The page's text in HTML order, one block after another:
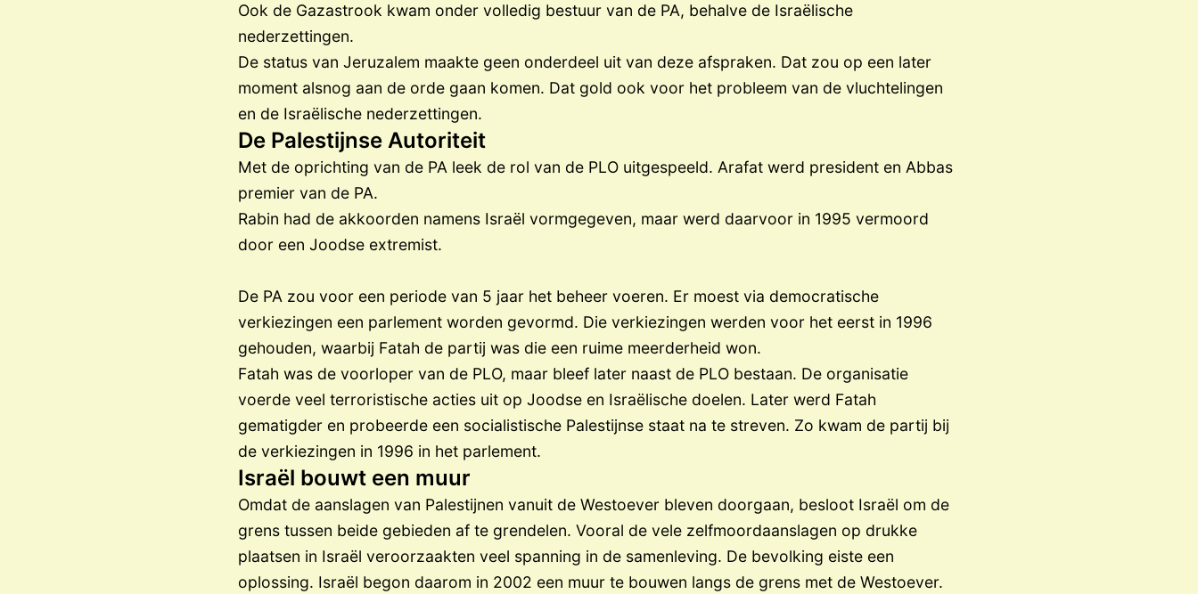
Ook de Gazastrook kwam onder volledig bestuur van de PA, behalve de Israëlische
nederzettingen.
De status van Jeruzalem maakte geen onderdeel uit van deze afspraken. Dat zou op een later
moment alsnog aan de orde gaan komen. Dat gold ook voor het probleem van de vluchtelingen
en de Israëlische nederzettingen.
De Palestijnse Autoriteit
Met de oprichting van de PA leek de rol van de PLO uitgespeeld. Arafat werd president en Abbas
premier van de PA.
Rabin had de akkoorden namens Israël vormgegeven, maar werd daarvoor in 1995 vermoord
door een Joodse extremist.
De PA zou voor een periode van 5 jaar het beheer voeren. Er moest via democratische
verkiezingen een parlement worden gevormd. Die verkiezingen werden voor het eerst in 1996
gehouden, waarbij Fatah de partij was die een ruime meerderheid won.
Fatah was de voorloper van de PLO, maar bleef later naast de PLO bestaan. De organisatie
voerde veel terroristische acties uit op Joodse en Israëlische doelen. Later werd Fatah
gematigder en probeerde een socialistische Palestijnse staat na te streven. Zo kwam de partij bij
de verkiezingen in 1996 in het parlement.
Israël bouwt een muur
Omdat de aanslagen van Palestijnen vanuit de Westoever bleven doorgaan, besloot Israël om de
grens tussen beide gebieden af te grendelen. Vooral de vele zelfmoordaanslagen op drukke
plaatsen in Israël veroorzaakten veel spanning in de samenleving. De bevolking eiste een
oplossing. Israël begon daarom in 2002 een muur te bouwen langs de grens met de Westoever.